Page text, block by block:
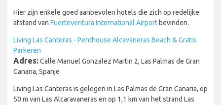
Hier zijn enkele goed aanbevolen hotels die zich op redelijke
afstand van Fuerteventura International Airport bevinden.
Living Las Canteras - Penthouse Alcavaneras Beach & Gratis
Parkeren
Adres:Calle Manuel Gonzalez Martin 2, Las Palmas de Gran
Canaria, Spanje
Living Las Canteras is gelegen in Las Palmas de Gran Canaria, op
50 m van Las Alcaravaneras en op 1,1 km van het strand Las